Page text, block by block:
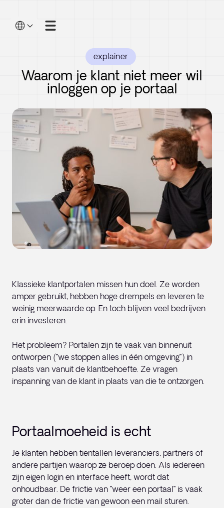
explainer
Waarom je klant niet meer wil
inloggen op je portaal
Klassieke klantportalen missen hun doel. Ze worden
amper gebruikt, hebben hoge drempels en leveren te
weinig meerwaarde op. En toch blijven veel bedrijven
erin investeren.
Het probleem? Portalen zijn te vaak van binnenuit
ontworpen ("we stoppen alles in één omgeving") in
plaats van vanuit de klantbehoefte. Ze vragen
inspanning van de klant in plaats van die te ontzorgen.
Portaalmoeheid is echt
Je klanten hebben tientallen leveranciers, partners of
andere partijen waarop ze beroep doen. Als iedereen
zijn eigen login en interface heeft, wordt dat
onhoudbaar. De frictie van "weer een portaal" is vaak
groter dan de frictie van gewoon een mail sturen.